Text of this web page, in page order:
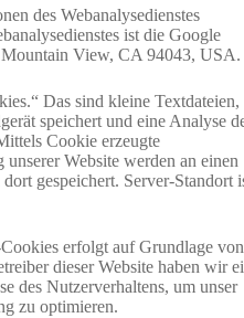
des Webanalysedienstes
ist die Google
View, CA 94043, USA.
Das sind kleine Textdateien,
speichert und eine Analyse
Cookie erzeugte
Website werden an einen
gespeichert. Server-Standort
erfolgt auf Grundlage von
dieser Website haben wir
des Nutzerverhaltens, um unser
zu optimieren.